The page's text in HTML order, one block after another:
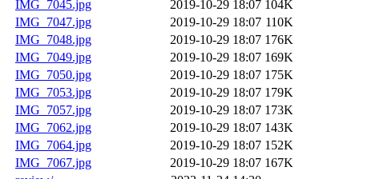
IMG_7045.jpg
2019-10-29 18:07 104K
IMG_7047.jpg
2019-10-29 18:07 110K
IMG_7048.jpg
2019-10-29 18:07 176K
IMG_7049.jpg
2019-10-29 18:07 169K
IMG_7050.jpg
2019-10-29 18:07 175K
IMG_7053.jpg
2019-10-29 18:07 179K
IMG_7057.jpg
2019-10-29 18:07 173K
IMG_7062.jpg
2019-10-29 18:07 143K
IMG_7064.jpg
2019-10-29 18:07 152K
IMG_7067.jpg
2019-10-29 18:07 167K